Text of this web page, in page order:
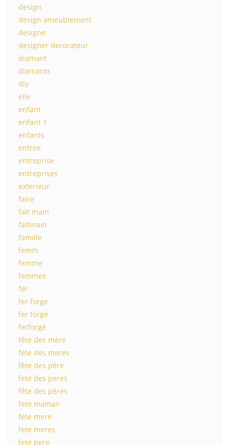
design
design ameublement
designe
designer decorateur
diamant
diamants
diy
elle
enfant
enfant 1
enfants
entree
entreprise
entreprises
exterieur
faire
fait main
faitmain
famille
femm
femme
femmes
fer
fer forge
fer forgé
ferforgé
fête des mère
fete des meres
fête des père
fete des peres
fête des pères
fete maman
fete mere
fete meres
fete pere